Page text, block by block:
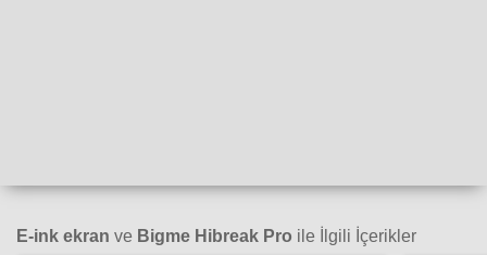
E-ink ekran ve Bigme Hibreak Pro ile İlgili İçerikler